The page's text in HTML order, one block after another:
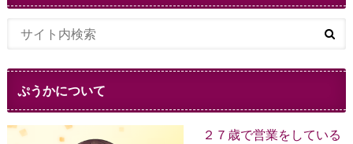
ぷうかについて
２７歳で営業をしている